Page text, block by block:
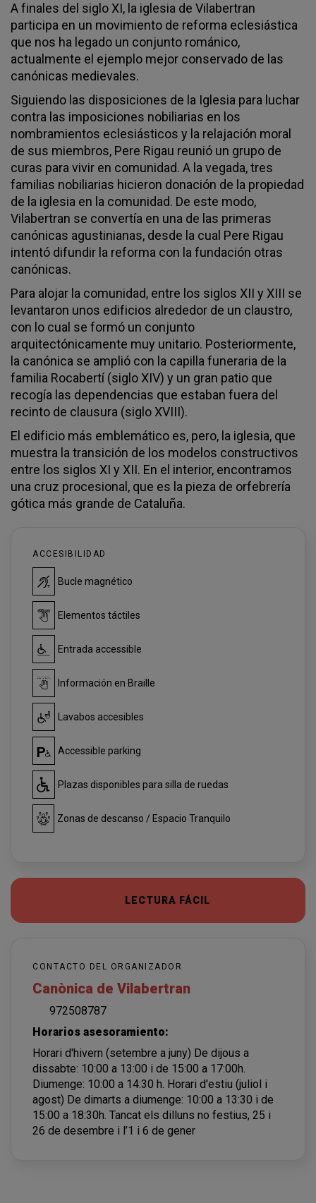
A finales del siglo XI, la iglesia de Vilabertran
participa en un movimiento de reforma eclesiástica
que nos ha legado un conjunto románico,
actualmente el ejemplo mejor conservado de las
canónicas medievales.
Siguiendo las disposiciones de la Iglesia para luchar
contra las imposiciones nobiliarias en los
nombramientos eclesiásticos y la relajación moral
de sus miembros, Pere Rigau reunió un grupo de
curas para vivir en comunidad. A la vegada, tres
familias nobiliarias hicieron donación de la propiedad
de la iglesia en la comunidad. De este modo,
Vilabertran se convertía en una de las primeras
canónicas agustinianas, desde la cual Pere Rigau
intentó difundir la reforma con la fundación otras
canónicas.
Para alojar la comunidad, entre los siglos XII y XIII se
levantaron unos edificios alrededor de un claustro,
con lo cual se formó un conjunto
arquitectónicamente muy unitario. Posteriormente,
la canónica se amplió con la capilla funeraria de la
familia Rocabertí (siglo XIV) y un gran patio que
recogía las dependencias que estaban fuera del
recinto de clausura (siglo XVIII).
El edificio más emblemático es, pero, la iglesia, que
muestra la transición de los modelos constructivos
entre los siglos XI y XII. En el interior, encontramos
una cruz procesional, que es la pieza de orfebrería
gótica más grande de Cataluña.
ACCESIBILIDAD
Bucle magnético
Elementos táctiles
Entrada accessible
Información en Braille
Lavabos accesibles
Accessible parking
Plazas disponibles para silla de ruedas
Zonas de descanso / Espacio Tranquilo
LECTURA FÁCIL
CONTACTO DEL ORGANIZADOR
Canònica de Vilabertran
972508787
Horarios asesoramiento:
Horari d'hivern (setembre a juny) De dijous a
dissabte: 10:00 a 13:00 i de 15:00 a 17:00h.
Diumenge: 10:00 a 14:30 h. Horari d'estiu (juliol i
agost) De dimarts a diumenge: 10:00 a 13:30 i de
15:00 a 18:30h. Tancat els dilluns no festius, 25 i
26 de desembre i l’1 i 6 de gener